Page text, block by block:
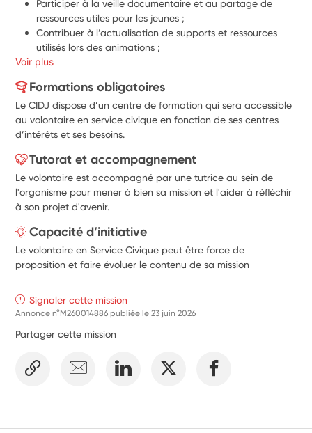
Participer à la veille documentaire et au partage de
ressources utiles pour les jeunes ;
Contribuer à l’actualisation de supports et ressources
utilisés lors des animations ;
Voir plus
Formations obligatoires
Le CIDJ dispose d’un centre de formation qui sera accessible
au volontaire en service civique en fonction de ses centres
d’intérêts et ses besoins.
Tutorat et accompagnement
Le volontaire est accompagné par une tutrice au sein de
l'organisme pour mener à bien sa mission et l'aider à réfléchir
à son projet d'avenir.
Capacité d’initiative
Le volontaire en Service Civique peut être force de
proposition et faire évoluer le contenu de sa mission
Signaler cette mission
Annonce n°M260014886 publiée le23 juin 2026
Partager cette mission